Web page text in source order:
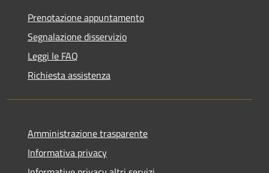
Prenotazione appuntamento
Segnalazione disservizio
Leggi le FAQ
Richiesta assistenza
Amministrazione trasparente
Informativa privacy